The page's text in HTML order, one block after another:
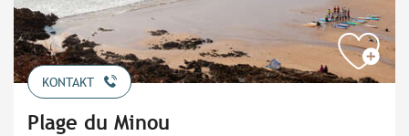
KONTAKT
Plage du Minou